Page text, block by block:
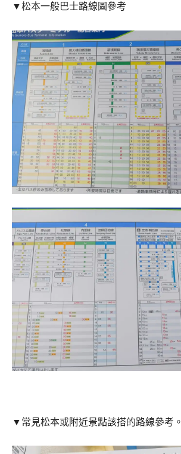
▼松本一般巴士路線圖參考
▼常見松本或附近景點該搭的路線參考。